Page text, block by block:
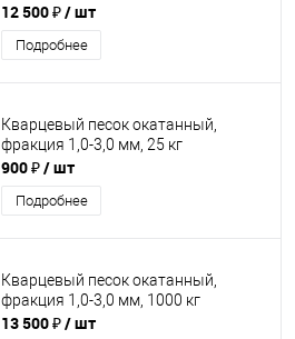
12 500 ₽/ шт
Подробнее
Кварцевый песок окатанный,
фракция 1,0-3,0 мм, 25 кг
900 ₽/ шт
Подробнее
Кварцевый песок окатанный,
фракция 1,0-3,0 мм, 1000 кг
13 500 ₽/ шт